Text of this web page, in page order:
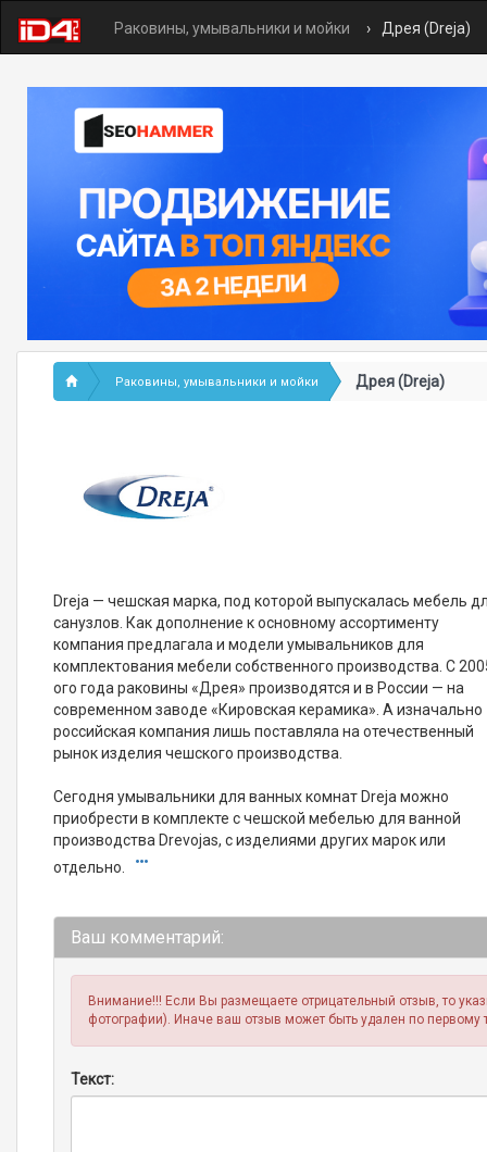
Раковины, умывальники и мойки Дрея (Dreja)
Раковины, умывальники и мойки Дрея (Dreja)
Dreja — чешская марка, под которой выпускалась мебель
санузлов. Как дополнение к основному ассортименту
компания предлагала и модели умывальников для
комплектования мебели собственного производства. С
ого года раковины «Дрея» производятся и в России — на
современном заводе «Кировская керамика». А изначально
российская компания лишь поставляла на отечественный
рынок изделия чешского производства.
Сегодня умывальники для ванных комнат Dreja можно
приобрести в комплекте с чешской мебелью для ванной
производства Drevojas, с изделиями других марок или
отдельно.
Ваш комментарий:
Внимание!!! Если Вы размещаете отрицательный отзыв, то
фотографии). Иначе ваш отзыв может быть удален по первому
Текст: